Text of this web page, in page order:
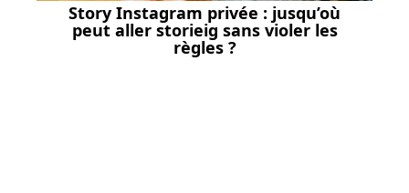
Story Instagram privée : jusqu’où
peut aller storieig sans violer les
règles ?